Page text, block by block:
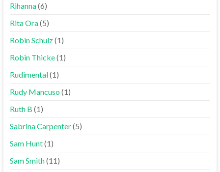
Rihanna(6)
Rita Ora(5)
Robin Schulz(1)
Robin Thicke(1)
Rudimental(1)
Rudy Mancuso(1)
Ruth B (1)
Sabrina Carpenter(5)
Sam Hunt(1)
Sam Smith(11)